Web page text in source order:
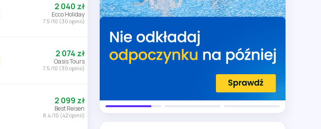
2 040 zł
Ecco Holiday
7.5 /10 (30 opinii)
2 074 zł
Oasis Tours
7.5 /10 (30 opinii)
2 099 zł
Best Reisen
8.4 /10 (42 opinii)